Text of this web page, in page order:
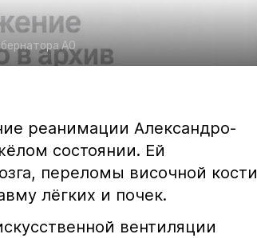
АО
реанимации Александро-
состоянии. Ей
переломы височной кости
лёгких и почек.
вентиляции